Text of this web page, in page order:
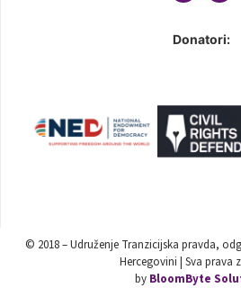
Donatori:
© 2018 – Udruženje Tranzicijska pravda,
Hercegovini | Sva prava
by BloomByte